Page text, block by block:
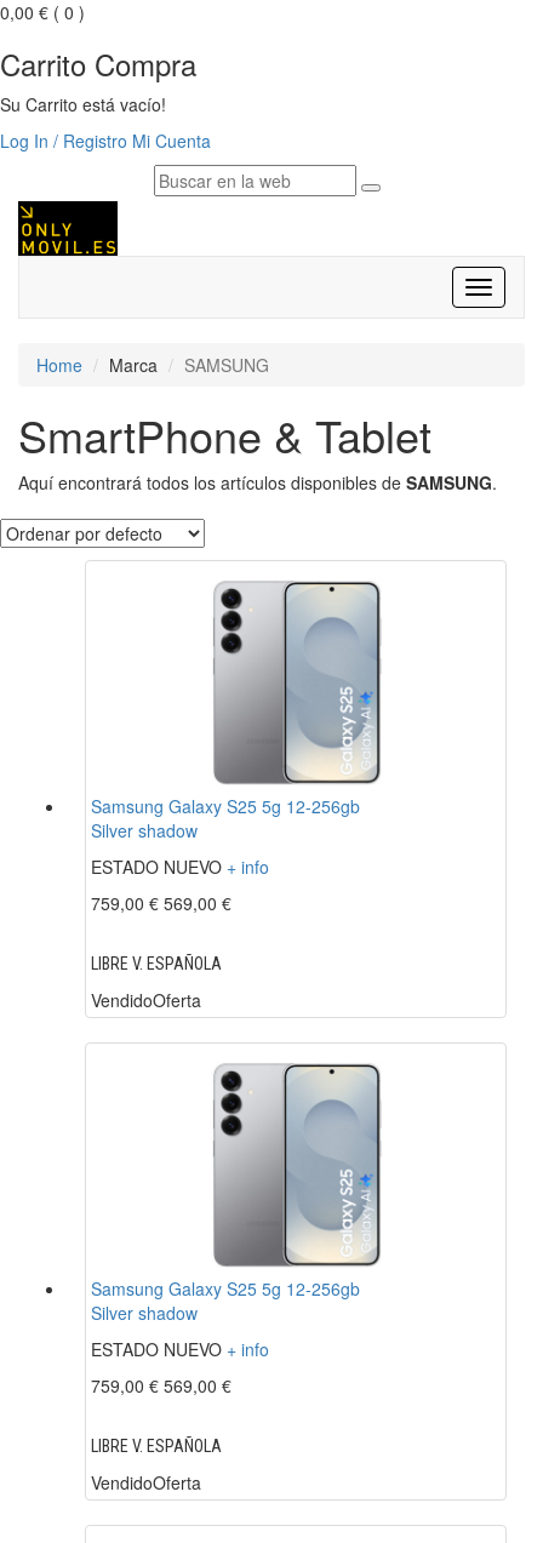
0,00 € ( 0 )
Carrito Compra
Su Carrito está vacío!
Log In / Registro Mi Cuenta
Home Marca SAMSUNG
SmartPhone & Tablet
Aquí encontrará todos los artículos disponibles de SAMSUNG.
Samsung Galaxy S25 5g 12-256gb
Silver shadow
ESTADO NUEVO + info
759,00 € 569,00 €
LIBRE V. ESPAÑOLA
VendidoOferta
Samsung Galaxy S25 5g 12-256gb
Silver shadow
ESTADO NUEVO + info
759,00 € 569,00 €
LIBRE V. ESPAÑOLA
VendidoOferta